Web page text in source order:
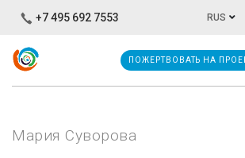
+7 495 692 7553 RUS
ПОЖЕРТВОВАТЬ НА
Мария Суворова